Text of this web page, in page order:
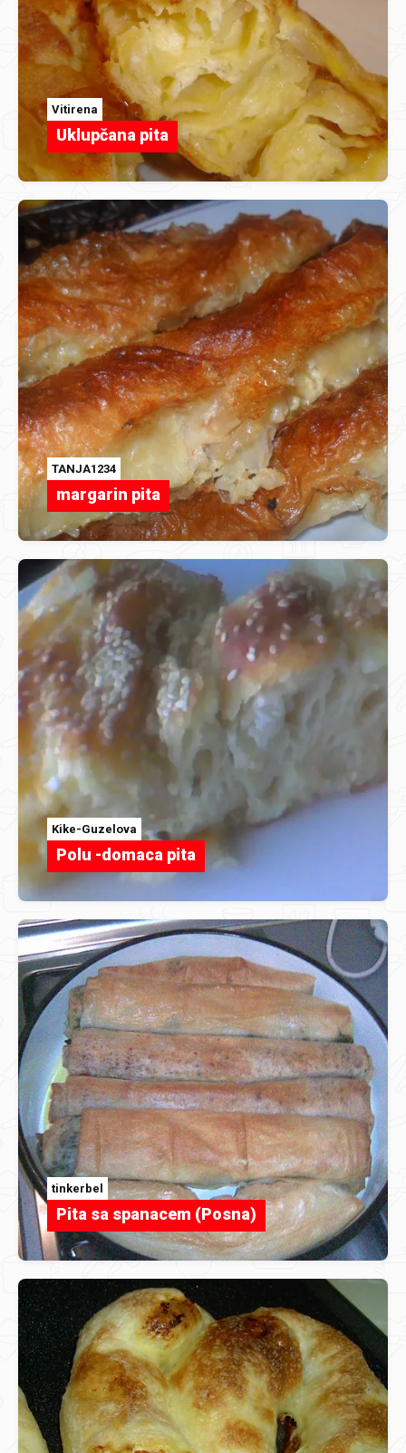
Vitirena
Uklupčana pita
TANJA1234
margarin pita
Kike-Guzelova
Polu -domaca pita
tinkerbel
Pita sa spanacem (Posna)